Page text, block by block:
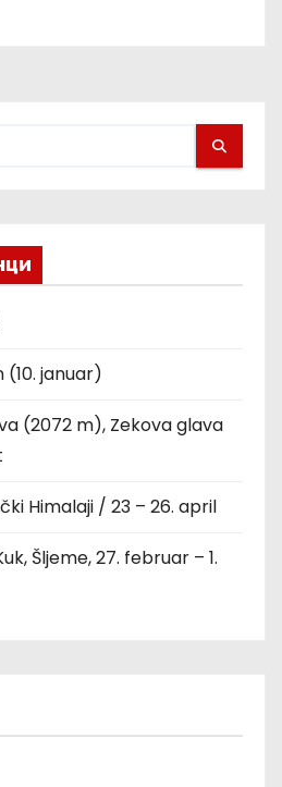
(10. januar)
(2072 m), Zekova glava
Himalaji / 23 – 26. april
Šljeme, 27. februar – 1.